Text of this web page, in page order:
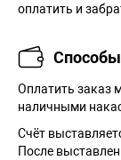
оплатить и
Оплатить заказ
наличными
Cчёт
После